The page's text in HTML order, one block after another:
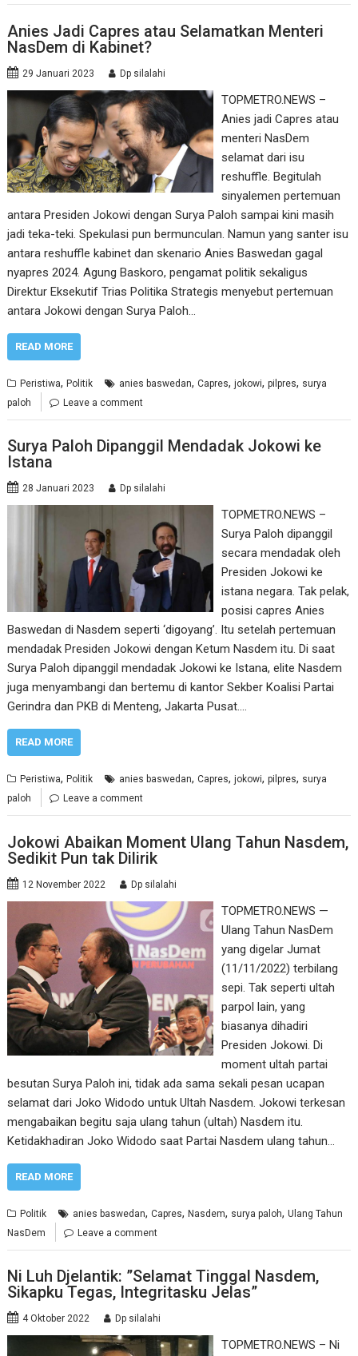
Anies Jadi Capres atau Selamatkan Menteri
NasDem di Kabinet?
29 Januari 2023 Dp silalahi
TOPMETRO.NEWS –
Anies jadi Capres atau
menteri NasDem
selamat dari isu
reshuffle. Begitulah
sinyalemen pertemuan
antara Presiden Jokowi dengan Surya Paloh sampai kini masih
jadi teka-teki. Spekulasi pun bermunculan. Namun yang santer isu
antara reshuffle kabinet dan skenario Anies Baswedan gagal
nyapres 2024. Agung Baskoro, pengamat politik sekaligus
Direktur Eksekutif Trias Politika Strategis menyebut pertemuan
antara Jokowi dengan Surya Paloh…
READ MORE
Peristiwa,Politik anies baswedan,Capres,jokowi,pilpres, surya
paloh
Leave a comment
Surya Paloh Dipanggil Mendadak Jokowi ke
Istana
28 Januari 2023 Dp silalahi
TOPMETRO.NEWS –
Surya Paloh dipanggil
secara mendadak oleh
Presiden Jokowi ke
istana negara. Tak pelak,
posisi capres Anies
Baswedan di Nasdem seperti ‘digoyang’. Itu setelah pertemuan
mendadak Presiden Jokowi dengan Ketum Nasdem itu. Di saat
Surya Paloh dipanggil mendadak Jokowi ke Istana, elite Nasdem
juga menyambangi dan bertemu di kantor Sekber Koalisi Partai
Gerindra dan PKB di Menteng, Jakarta Pusat.…
READ MORE
Peristiwa,Politik anies baswedan,Capres,jokowi,pilpres, surya
paloh
Leave a comment
Jokowi Abaikan Moment Ulang Tahun Nasdem,
Sedikit Pun tak Dilirik
12 November 2022 Dp silalahi
TOPMETRO.NEWS —
Ulang Tahun NasDem
yang digelar Jumat
(11/11/2022) terbilang
sepi. Tak seperti ultah
parpol lain, yang
biasanya dihadiri
Presiden Jokowi. Di
moment ultah partai
besutan Surya Paloh ini, tidak ada sama sekali pesan ucapan
selamat dari Joko Widodo untuk Ultah Nasdem. Jokowi terkesan
mengabaikan begitu saja ulang tahun (ultah) Nasdem itu.
Ketidakhadiran Joko Widodo saat Partai Nasdem ulang tahun…
READ MORE
Politik anies baswedan,Capres,Nasdem, surya paloh,Ulang Tahun
NasDem
Leave a comment
Ni Luh Djelantik: ”Selamat Tinggal Nasdem,
Sikapku Tegas, Integritasku Jelas”
4 Oktober 2022 Dp silalahi
TOPMETRO.NEWS – Ni